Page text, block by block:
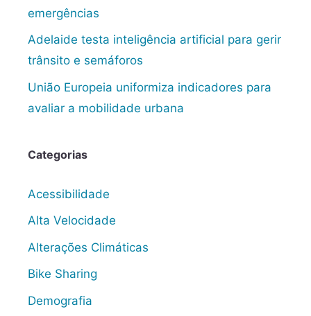
emergências
Adelaide testa inteligência artificial para gerir
trânsito e semáforos
União Europeia uniformiza indicadores para
avaliar a mobilidade urbana
Categorias
Acessibilidade
Alta Velocidade
Alterações Climáticas
Bike Sharing
Demografia